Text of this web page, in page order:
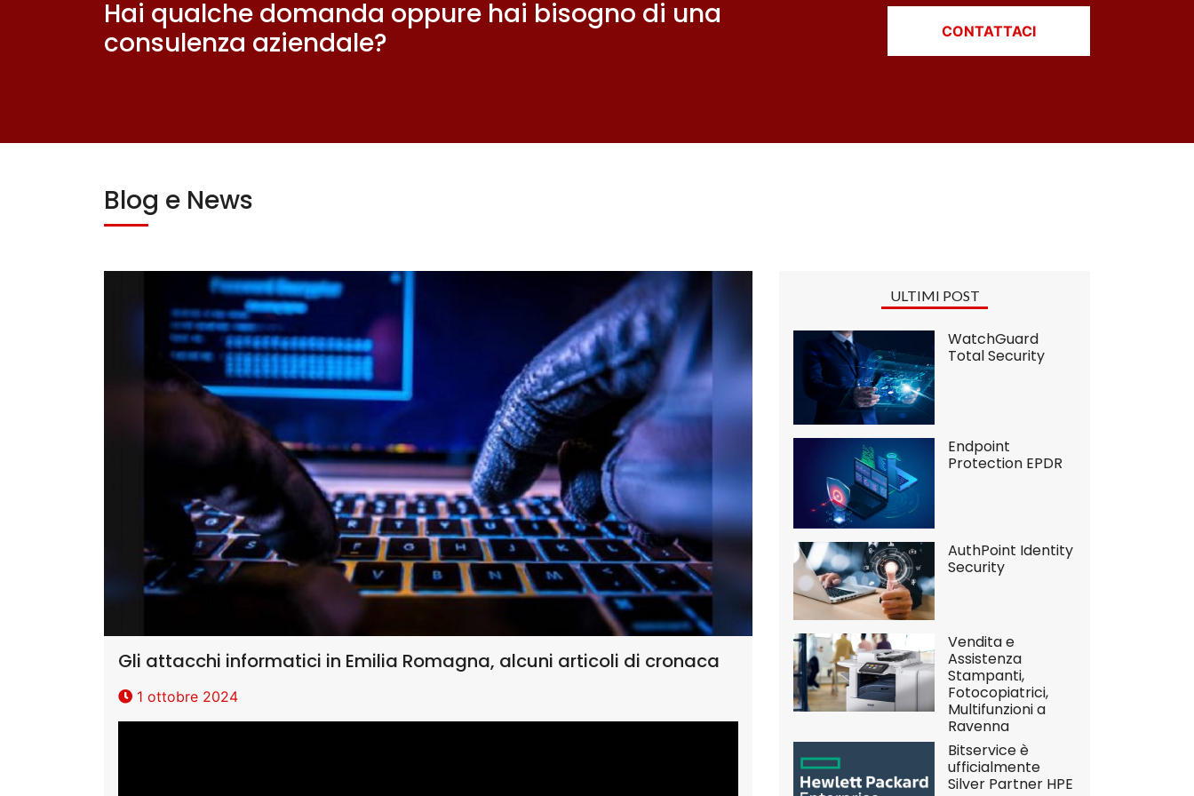
Hai qualche domanda oppure hai bisogno di una
consulenza aziendale?
CONTATTACI
Blog e News
Gli attacchi informatici in Emilia Romagna, alcuni articoli di cronaca
1 ottobre 2024
ULTIMI POST
WatchGuard
Total Security
Endpoint
Protection EPDR
AuthPoint Identity
Security
Vendita e
Assistenza
Stampanti,
Fotocopiatrici,
Multifunzioni a
Ravenna
Bitservice è
ufficialmente
Silver Partner HPE